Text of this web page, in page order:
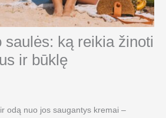
saulės: ką reikia žinoti
ir būklę
odą nuo jos saugantys kremai –